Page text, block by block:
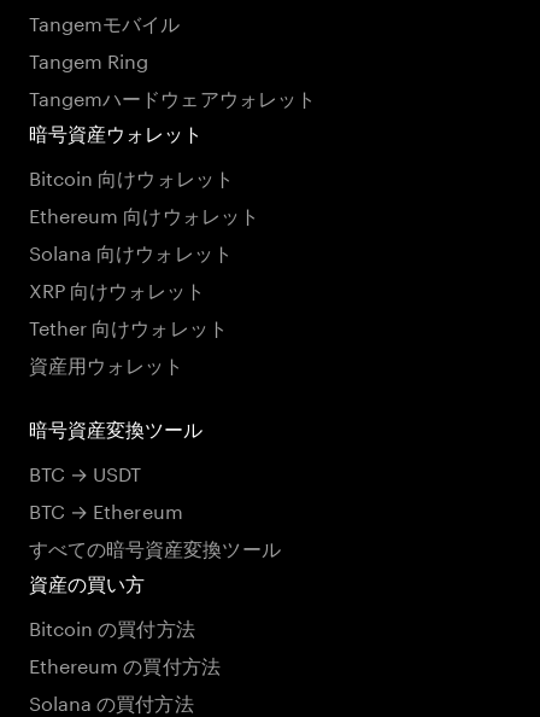
Tangemモバイル
Tangem Ring
Tangemハードウェアウォレット
暗号資産ウォレット
Bitcoin 向けウォレット
Ethereum 向けウォレット
Solana 向けウォレット
XRP 向けウォレット
Tether 向けウォレット
資産用ウォレット
暗号資産変換ツール
BTC → USDT
BTC → Ethereum
すべての暗号資産変換ツール
資産の買い方
Bitcoin の買付方法
Ethereum の買付方法
Solana の買付方法